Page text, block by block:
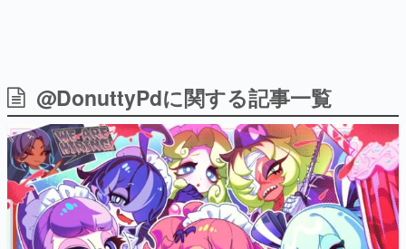
「経験値」「裏技」「ラスボス」… ゲームにまつわる言葉
の起源や用法の変遷を、コンピューター文化史研究家・タ
イニーP氏が徹底調査。
カテゴリ
特集記事
マンガ